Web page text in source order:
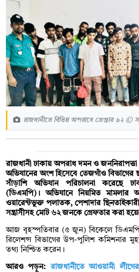
রাজধানীতে বিভিন্ন অপরাধে গ্রেপ্তার ৬২ ©
রাজধানী ঢাকায় অপরাধ দমন ও জননিরাপত্তা
অভিযানের অংশ হিসেবে তেজগাঁও বিভাগের
সাঁড়াশি অভিযান পরিচালনা করেছে
(ডিএমপি)। অভিযানে নিয়মিত
ওয়ারেন্টভুক্ত পলাতক, পেশাদার
সন্ত্রাসীসহ মোট ৬২ জনকে গ্রেফতার করা
আজ বৃহস্পতিবার (৫ জুন) বিকেলে ডিএমপির
রিলেশন্স বিভাগের উপ-পুলিশ কমিশনার
তথ্য নিশ্চিত করেন।
আরও পড়ুন:
রাজধানীতে আওয়ামী